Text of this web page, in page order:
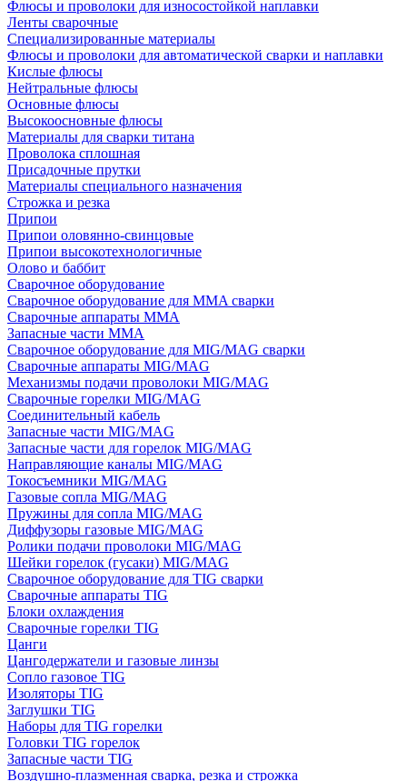
Флюсы и проволоки для износостойкой наплавки
Ленты сварочные
Специализированные материалы
Флюсы и проволоки для автоматической сварки и наплавки
Кислые флюсы
Нейтральные флюсы
Основные флюсы
Высокоосновные флюсы
Материалы для сварки титана
Проволока сплошная
Присадочные прутки
Материалы специального назначения
Строжка и резка
Припои
Припои оловянно-свинцовые
Припои высокотехнологичные
Олово и баббит
Сварочное оборудование
Сварочное оборудование для MMA сварки
Сварочные аппараты MMA
Запасные части MMA
Сварочное оборудование для MIG/MAG сварки
Сварочные аппараты MIG/MAG
Механизмы подачи проволоки MIG/MAG
Сварочные горелки MIG/MAG
Соединительный кабель
Запасные части MIG/MAG
Запасные части для горелок MIG/MAG
Направляющие каналы MIG/MAG
Токосъемники MIG/MAG
Газовые сопла MIG/MAG
Пружины для сопла MIG/MAG
Диффузоры газовые MIG/MAG
Ролики подачи проволоки MIG/MAG
Шейки горелок (гусаки) MIG/MAG
Сварочное оборудование для TIG сварки
Сварочные аппараты TIG
Блоки охлаждения
Сварочные горелки TIG
Цанги
Цангодержатели и газовые линзы
Сопло газовое TIG
Изоляторы TIG
Заглушки TIG
Наборы для TIG горелки
Головки TIG горелок
Запасные части TIG
Воздушно-плазменная сварка, резка и строжка